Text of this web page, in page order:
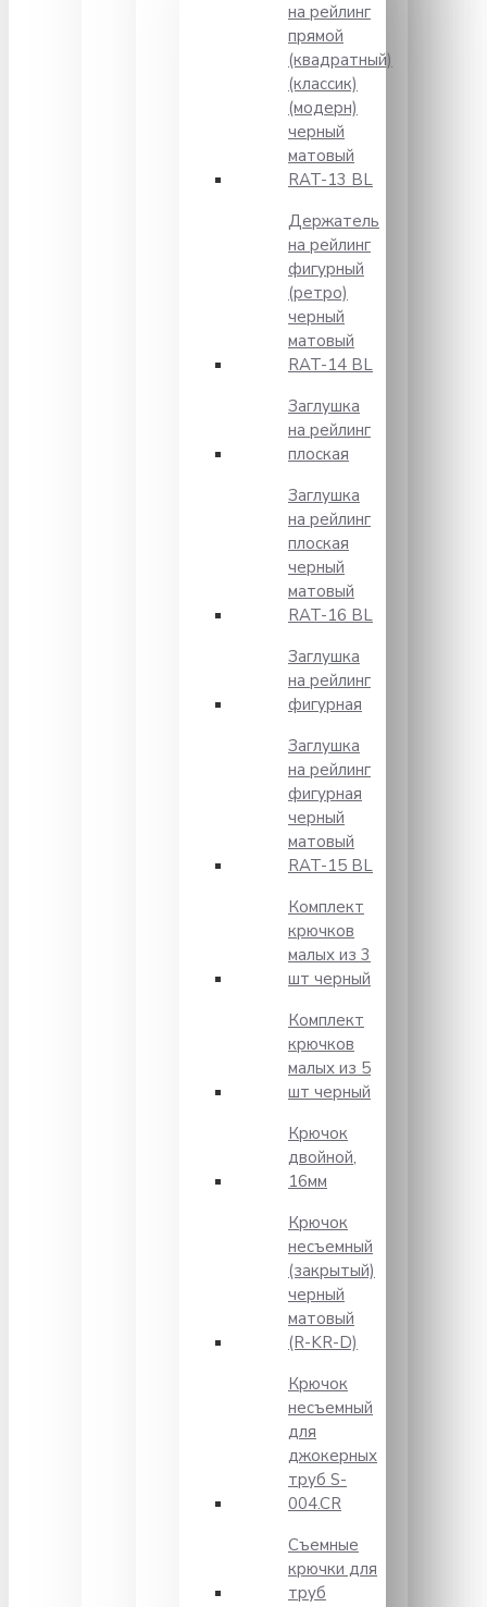
на рейлинг
прямой
(квадратный)
(классик)
(модерн)
черный
матовый
RAT-13 BL
Держатель
на рейлинг
фигурный
(ретро)
черный
матовый
RAT-14 BL
Заглушка
на рейлинг
плоская
Заглушка
на рейлинг
плоская
черный
матовый
RAT-16 BL
Заглушка
на рейлинг
фигурная
Заглушка
на рейлинг
фигурная
черный
матовый
RAT-15 BL
Комплект
крючков
малых из 3
шт черный
Комплект
крючков
малых из 5
шт черный
Крючок
двойной,
16мм
Крючок
несъемный
(закрытый)
черный
матовый
(R-KR-D)
Крючок
несъемный
для
джокерных
труб S-
004.CR
Съемные
крючки для
труб